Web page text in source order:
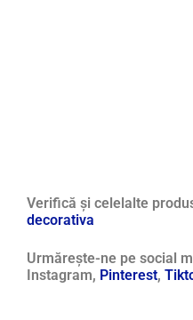
Verifică și celelalte
decorativa
Urmărește-ne pe social
Instagram, Pinterest,